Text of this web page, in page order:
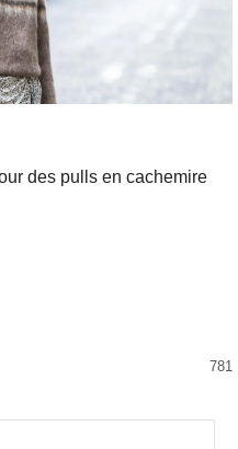
des pulls en cachemire
781